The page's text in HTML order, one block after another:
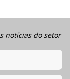
notícias do setor